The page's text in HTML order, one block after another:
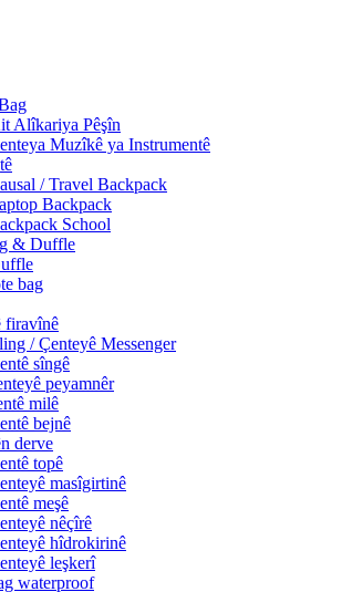
Alîkariya Pêşîn
Muzîkê ya Instrumentê
/ Travel Backpack
Backpack
School
& Duffle
bag
firavînê
/ Çenteyê Messenger
sîngê
peyamnêr
milê
bejnê
derve
topê
masîgirtinê
meşê
nêçîrê
hîdrokirinê
leşkerî
waterproof